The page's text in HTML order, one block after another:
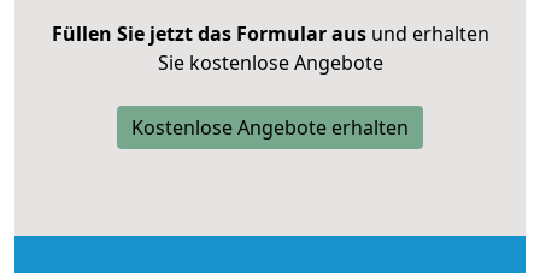
Füllen Sie jetzt das Formular ausund erhalten
Sie kostenlose Angebote
Kostenlose Angebote erhalten